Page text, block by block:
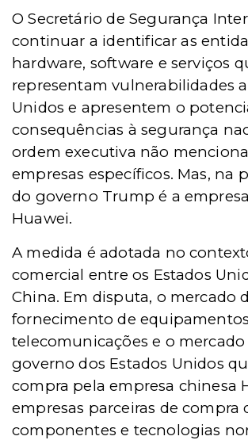
O Secretário de Segurança
continuar a identificar as
hardware, software e serviços
representam vulnerabilidades
Unidos e apresentem o
consequências à segurança
ordem executiva não
empresas específicos. Mas, na
do governo Trump é a
Huawei.
Amedida é adotada no
comercial entre os Estados
China. Em disputa, o mercado
fornecimento de
telecomunicações e o mercado
governo dos Estados Unidos
compra pela empresa chinesa
empresas parceiras de compra
componentes e tecnologias